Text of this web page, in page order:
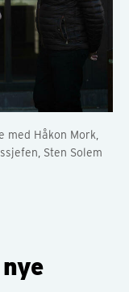
med Håkon Mork,
Sten Solem